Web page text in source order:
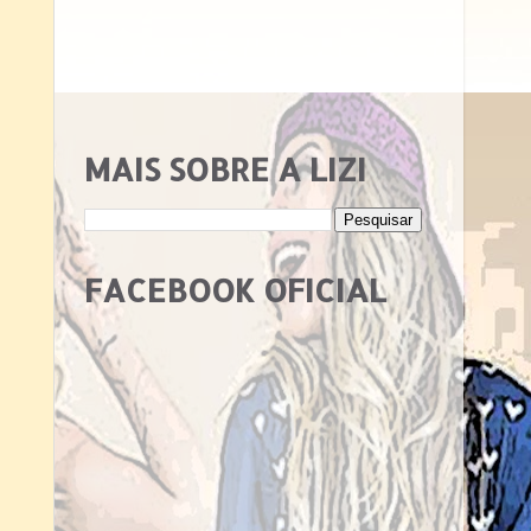
MAIS SOBRE A LIZI
FACEBOOK OFICIAL